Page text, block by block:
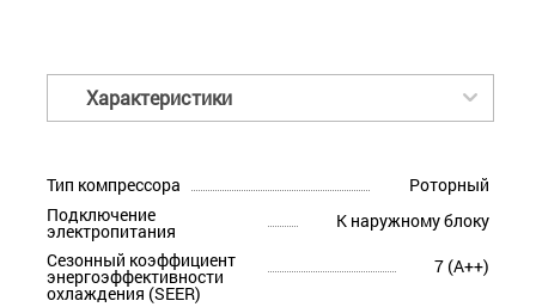
Характеристики
Тип компрессора
Роторный
Подключение
электропитания
К наружному блоку
Сезонный коэффициент
энергоэффективности
охлаждения (SEER)
7 (A++)